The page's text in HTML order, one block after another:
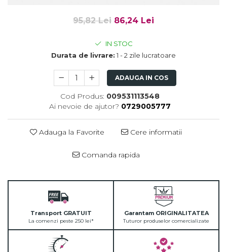
Aur Cosmetic
PALETE PROFESIONALE
95,82 Lei 86,24 Lei
IN STOC
Durata de livrare: 1 - 2 zile lucratoare
ADAUGA IN COS
Cod Produs: 009531113548
Ai nevoie de ajutor? 0729005777
Adauga la Favorite Cere informatii
Comanda rapida
Transport GRATUIT
La comenzi peste 250 lei*
Garantam ORIGINALITATEA
Tuturor produselor comercializate